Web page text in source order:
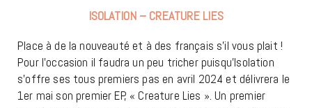
ISOLATION – CREATURE LIES
Place à de la nouveauté et à des français s’il vous plait !
Pour l’occasion il faudra un peu tricher puisqu’Isolation
s’offre ses tous premiers pas en avril 2024 et délivrera le
1er mai son premier EP, « Creature Lies ». Un premier